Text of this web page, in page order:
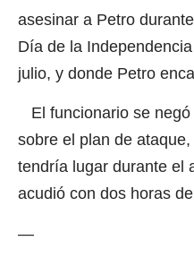
asesinar a Petro
Día de la
julio, y donde Petro
El funcionario se
sobre el plan de
tendría lugar durante el
acudió con dos horas
—